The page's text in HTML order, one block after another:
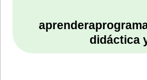
didáctica